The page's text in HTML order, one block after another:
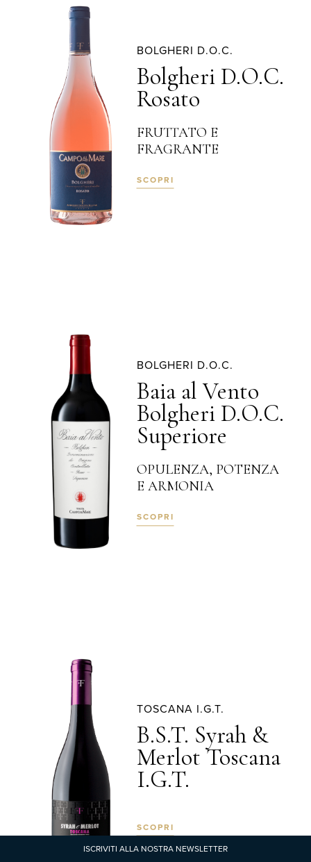
BOLGHERI D.O.C.
Bolgheri D.O.C.
Rosato
FRUTTATO E
FRAGRANTE
SCOPRI
BOLGHERI D.O.C.
Baia al Vento
Bolgheri D.O.C.
Superiore
OPULENZA, POTENZA
E ARMONIA
SCOPRI
TOSCANA I.G.T.
B.S.T. Syrah &
Merlot Toscana
I.G.T.
SCOPRI
ISCRIVITI ALLA NOSTRA NEWSLETTER